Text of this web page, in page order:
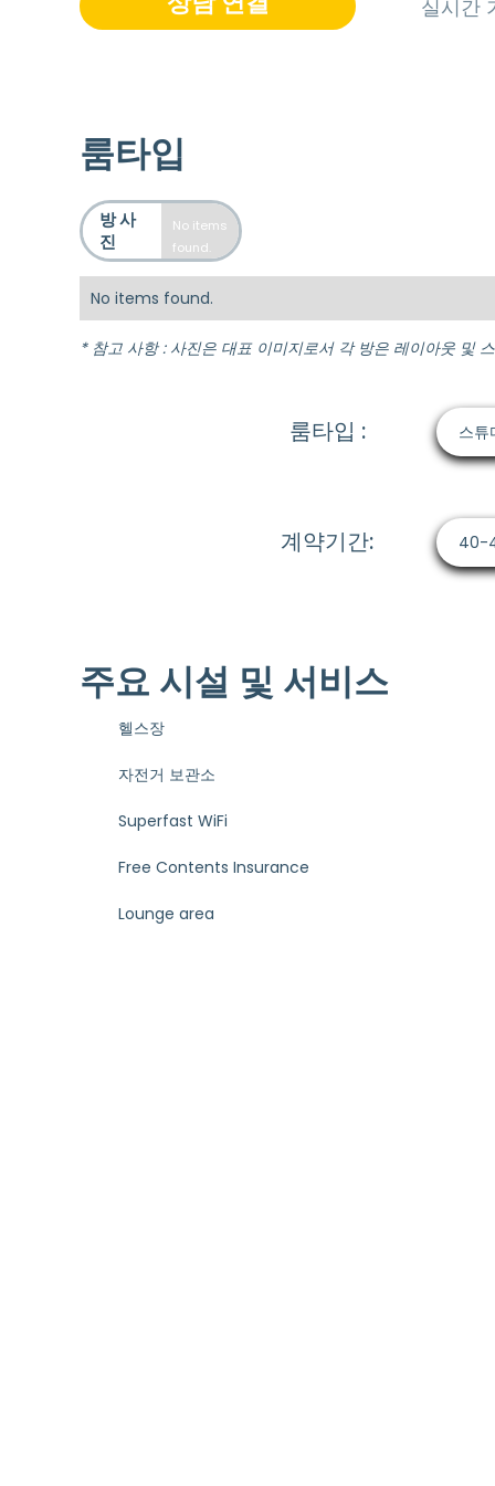
실시간
룸타입
방 사
진
No items
found.
No items found.
* 참고 사항 : 사진은 대표 이미지로서 각 방은 레이아웃 및
룸타입 : 스튜
계약기간: 40-
주요 시설 및 서비스
헬스장
자전거 보관소
Superfast WiFi
Free Contents Insurance
Lounge area